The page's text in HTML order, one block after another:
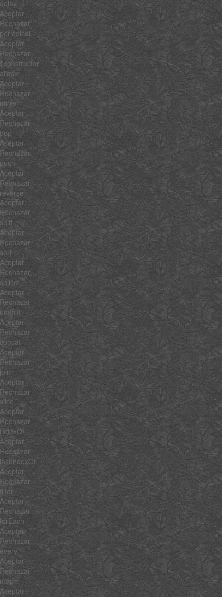
delay
Aceptar
Rechazar
periodical
Aceptar
Rechazar
$constructor
alias
Aceptar
Rechazar
mirror
Aceptar
Rechazar
pop
Aceptar
Rechazar
push
Aceptar
Rechazar
reverse
Aceptar
Rechazar
shift
Aceptar
Rechazar
sort
Aceptar
Rechazar
splice
Aceptar
Rechazar
unshift
Aceptar
Rechazar
concat
Aceptar
Rechazar
join
Aceptar
Rechazar
slice
Aceptar
Rechazar
indexOf
Aceptar
Rechazar
lastIndexOf
Aceptar
Rechazar
filter
Aceptar
Rechazar
forEach
Aceptar
Rechazar
every
Aceptar
Rechazar
map
Aceptar